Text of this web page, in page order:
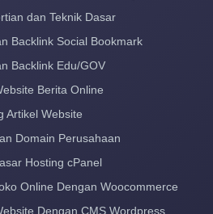
dan Teknik Dasar
Backlink Social Bookmark
Backlink Edu/GOV
Berita Online
Artikel Website
Domain Perusahaan
Hosting cPanel
Online Dengan Woocommerce
Dengan CMS Wordpress